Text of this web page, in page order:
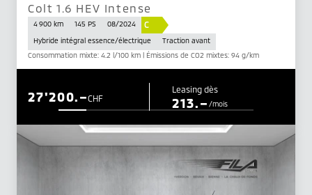
Colt 1.6 HEV Intense
4 900 km 145 PS 08/2024 C
Hybride intégral essence/électrique
Traction avant
Consommation mixte: 4.2 l/100 km | Émissions de CO2 mixtes: 94 g/km
CHF
27'200.– Leasing dès
213.– /mois